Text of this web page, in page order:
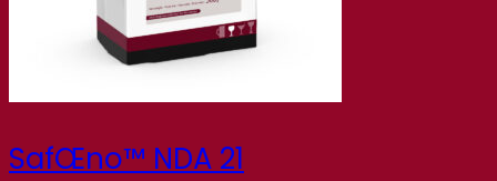
SafŒno™ NDA 21